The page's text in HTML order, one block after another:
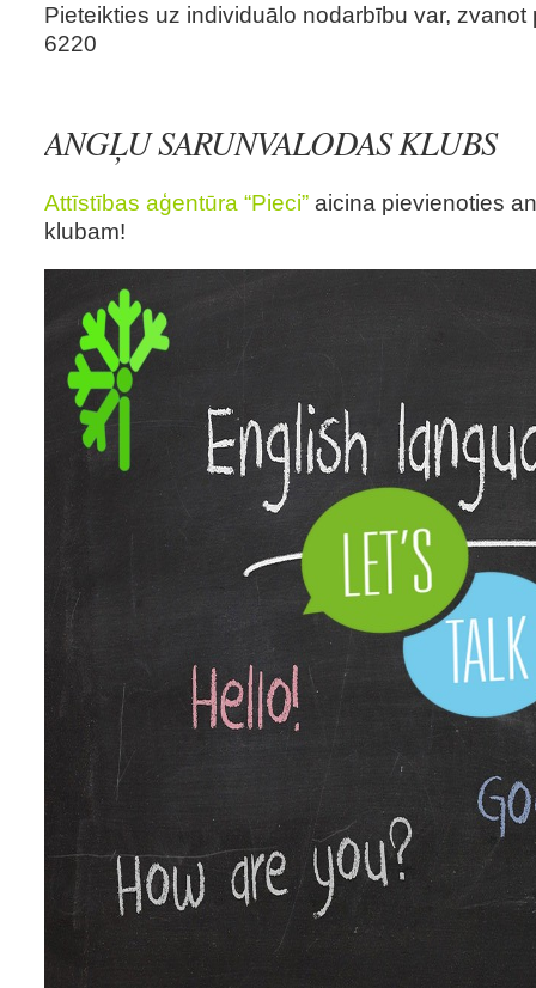
Pieteikties uz individuālo nodarbību var, zvanot
6220
ANGĻU SARUNVALODAS KLUBS
Attīstības aģentūra “Pieci” aicina pievienoties
klubam!